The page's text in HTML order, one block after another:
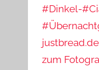
#Dinkel-
zum